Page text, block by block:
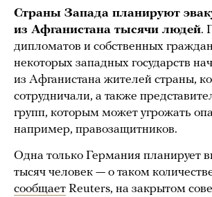
Страны Запада планируют
из Афганистана тысячи людей.
дипломатов и собственных
некоторых западных государств
из Афганистана жителей страны,
сотрудничали, а также
групп, которым может угрожать
например, правозащитников.
Одна только Германия планирует
тысяч человек — о таком
сообщает Reuters, на закрытом